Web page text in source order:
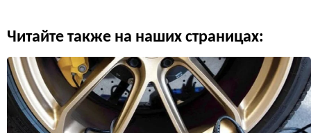
Читайте также на наших страницах: